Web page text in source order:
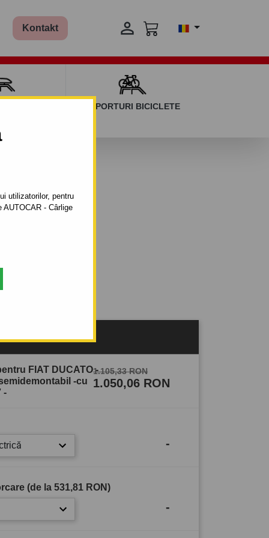
utilizatorilor, pentru
- Cârlige
Kontakt 
SUPORTURI BICICLETE
cu șuruburi.
FIAT DUCATO -
-cu
-
1.105,33 RON
1.050,06 RON
-
(de la 531,81 RON)
-